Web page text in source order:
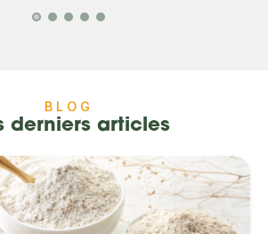
BLOG
derniers articles